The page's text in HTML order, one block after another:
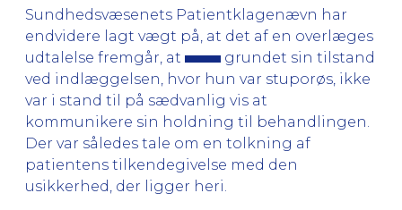
Sundhedsvæsenets Patientklagenævn har
endvidere lagt vægt på, at det af en overlæges
udtalelse fremgår, at
grundet sin tilstand
ved indlæggelsen, hvor hun var stuporøs, ikke
var i stand til på sædvanlig vis at
kommunikere sin holdning til behandlingen.
Der var således tale om en tolkning af
patientens tilkendegivelse med den
usikkerhed, der ligger heri.